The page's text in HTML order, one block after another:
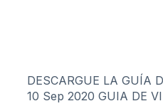
DESCARGUE LA GUÍA
10 Sep 2020 GUIA DE